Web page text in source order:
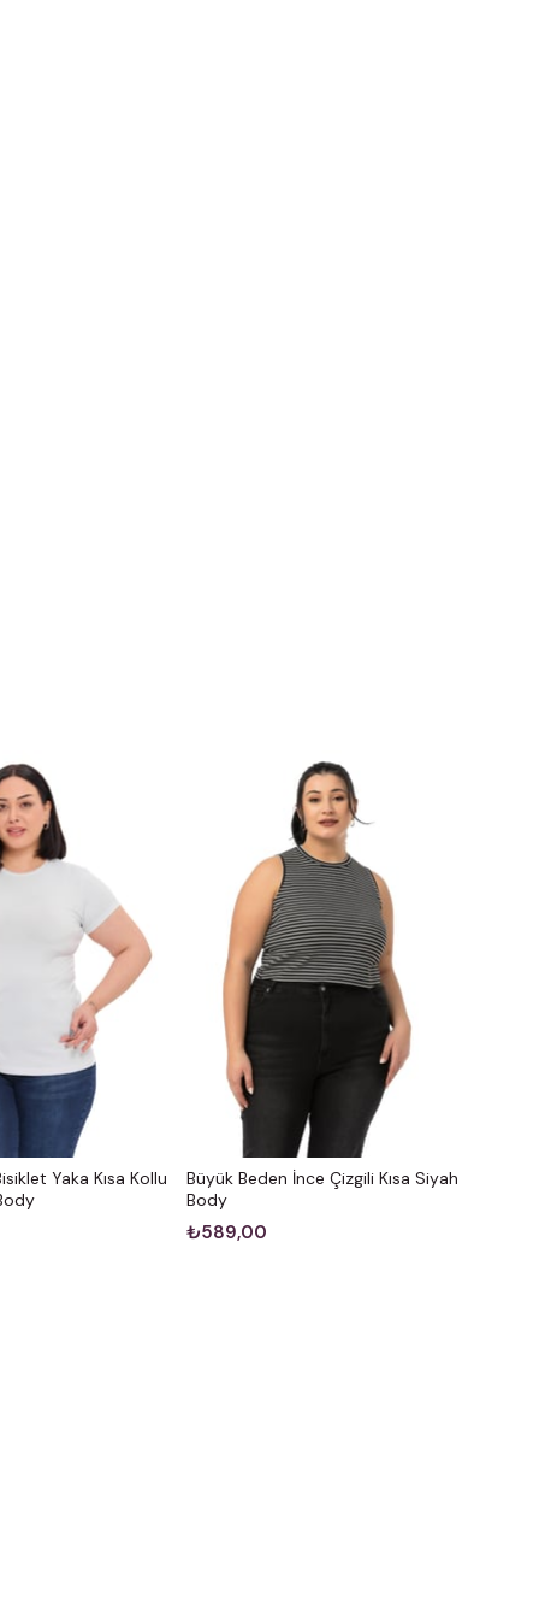
Yaka Kısa Kollu
Büyük Beden İnce Çizgili Kısa Siyah
Body
₺589,00